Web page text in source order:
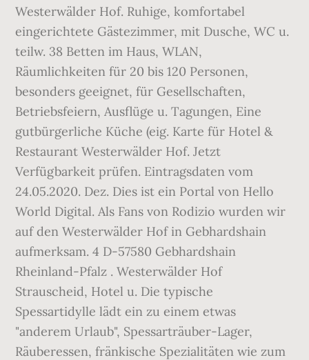
Westerwälder Hof. Ruhige, komfortabel
eingerichtete Gästezimmer, mit Dusche, WC u.
teilw. 38 Betten im Haus, WLAN,
Räumlichkeiten für 20 bis 120 Personen,
besonders geeignet, für Gesellschaften,
Betriebsfeiern, Ausflüge u. Tagungen, Eine
gutbürgerliche Küche (eig. Karte für Hotel &
Restaurant Westerwälder Hof. Jetzt
Verfügbarkeit prüfen. Eintragsdaten vom
24.05.2020. Dez. Dies ist ein Portal von Hello
World Digital. Als Fans von Rodizio wurden wir
auf den Westerwälder Hof in Gebhardshain
aufmerksam. 4 D-57580 Gebhardshain
Rheinland-Pfalz . Westerwälder Hof
Strauscheid, Hotel u. Die typische
Spessartidylle lädt ein zu einem etwas
"anderem Urlaub", Spessarträuber-Lager,
Räuberessen, fränkische Spezialitäten wie zum